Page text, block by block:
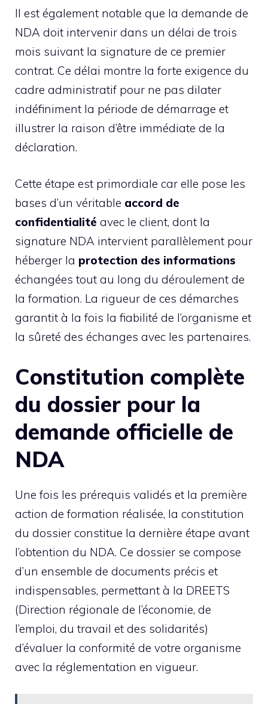
Il est également notable que la demande de
NDA doit intervenir dans un délai de trois
mois suivant la signature de ce premier
contrat. Ce délai montre la forte exigence du
cadre administratif pour ne pas dilater
indéfiniment la période de démarrage et
illustrer la raison d’être immédiate de la
déclaration.
Cette étape est primordiale car elle pose les
bases d’un véritable accord de
confidentialité avec le client, dont la
signature NDA intervient parallèlement pour
héberger la protection des informations
échangées tout au long du déroulement de
la formation. La rigueur de ces démarches
garantit à la fois la fiabilité de l’organisme et
la sûreté des échanges avec les partenaires.
Constitution complète
du dossier pour la
demande officielle de
NDA
Une fois les prérequis validés et la première
action de formation réalisée, la constitution
du dossier constitue la dernière étape avant
l’obtention du NDA. Ce dossier se compose
d’un ensemble de documents précis et
indispensables, permettant à la DREETS
(Direction régionale de l’économie, de
l’emploi, du travail et des solidarités)
d’évaluer la conformité de votre organisme
avec la réglementation en vigueur.